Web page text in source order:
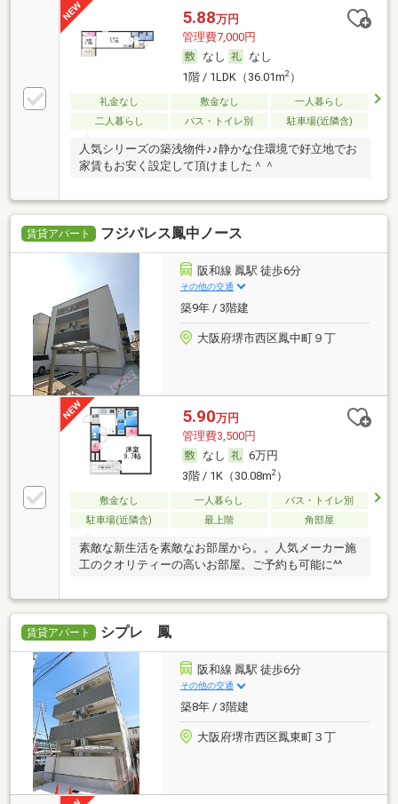
5.88万円
管理費7,000円
なし
なし
1階 / 1LDK（36.01m2）
礼金なし 敷金なし
一人暮らし
二人暮らし
バス・トイレ別 駐車場(近隣含)
人気シリーズの築浅物件♪♪静かな住環境で好立地でお
家賃もお安く設定して頂けました＾＾
賃貸アパート フジパレス鳳中ノース
阪和線 鳳駅 徒歩6分
その他の交通
築9年 / 3階建
大阪府堺市西区鳳中町９丁
5.90万円
管理費3,500円
なし
6万円
3階 / 1K（30.08m2）
敷金なし 一人暮らし
バス・トイレ別
駐車場(近隣含)
最上階 角部屋
素敵な新生活を素敵なお部屋から。。人気メーカー施
工のクオリティーの高いお部屋。ご予約も可能に^^
賃貸アパート シプレ 鳳
阪和線 鳳駅 徒歩6分
その他の交通
築8年 / 3階建
大阪府堺市西区鳳東町３丁